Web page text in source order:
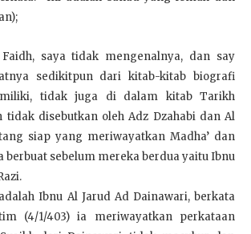
saya tidak mengenalnya, dan say
sedikitpun dari kitab-kitab biografi
tidak juga di dalam kitab Tarikh
tidak disebutkan oleh Adz Dzahabi dan Al
siap yang meriwayatkan Madha’ dan
berbuat sebelum mereka berdua yaitu Ibnu
Ibnu Al Jarud Ad Dainawari, berkata
(4/1/403) ia meriwayatkan perkataan